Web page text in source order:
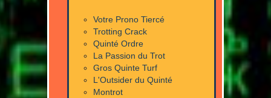
Votre Prono Tiercé
Trotting Crack
Quinté Ordre
La Passion du Trot
Gros Quinte Turf
L'Outsider du Quinté
Montrot